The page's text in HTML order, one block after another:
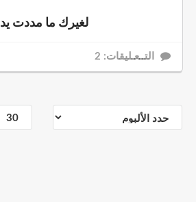
لغيرك ما مددت يدا
التــعـليقات: 2